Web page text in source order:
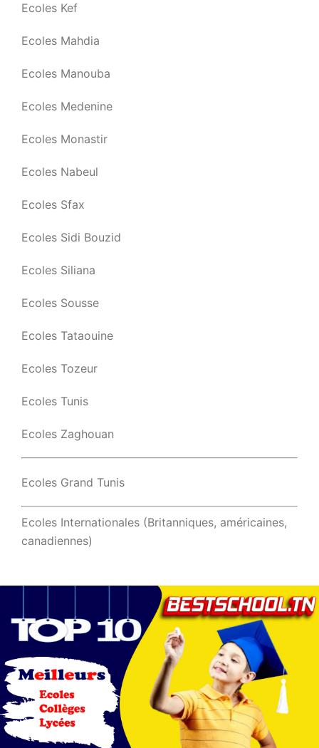
Ecoles Kef
Ecoles Mahdia
Ecoles Manouba
Ecoles Medenine
Ecoles Monastir
Ecoles Nabeul
Ecoles Sfax
Ecoles Sidi Bouzid
Ecoles Siliana
Ecoles Sousse
Ecoles Tataouine
Ecoles Tozeur
Ecoles Tunis
Ecoles Zaghouan
Ecoles Grand Tunis
Ecoles Internationales (Britanniques, américaines,
canadiennes)